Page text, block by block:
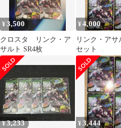
¥3,500
クロスタ リンク・ア
サルト SR4枚
¥4,000
リンク・アサ
セット
¥3,233 ¥3,444